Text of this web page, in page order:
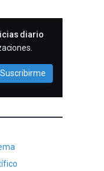
diario
Suscribirme